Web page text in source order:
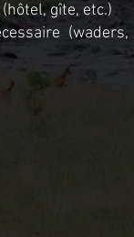
gîte, etc.)
(waders,